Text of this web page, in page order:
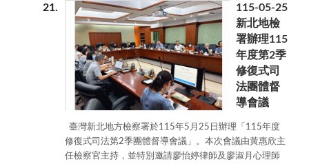
今年度的九合一選舉及變化快速的詐騙及毒品犯罪問
題。 榮譽觀護人乃地檢署在社區中重要的資源，本
署一直以 來與榮譽觀護人密切合作，透過各地區榮譽觀
護人之地緣關係，幫助本署拓展各種與社區民眾面對面
的法治宣導活動，詐騙犯罪手法日益多元，詐騙集團利
用科技、數位及 AI 的新發展而設計多變的詐騙陷阱，不
可不防；新興毒品戕害青少年的問題日益嚴重，亟需以
校園；選舉公平、公正與否對國家的未來影響重大，亦
需加強宣導，建立民眾反賄選及公平選舉的觀念。本署
將持續攜手新北榮譽觀護人，不遺餘力向社會大眾傳達
21
115-05-25
新北地檢
署辦理115
年度第2季
修復式司
法團體督
導會議
臺灣新北地方檢察署於115年5月25日辦理「115年度
修復式司法第2季團體督導會議」。本次會議由黃惠欣主
任檢察官主持，並特別邀請廖怡婷律師及廖淑月心理師